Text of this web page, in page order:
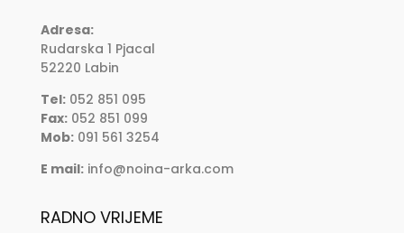
Adresa:
Rudarska 1 Pjacal
52220 Labin
Tel:052 851 095
Fax:052 851 099
Mob:091 561 3254
E mail: info@noina-arka.com
RADNO VRIJEME